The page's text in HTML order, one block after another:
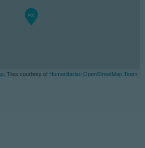
, Tiles courtesy of Humanitarian OpenStreetMap Team